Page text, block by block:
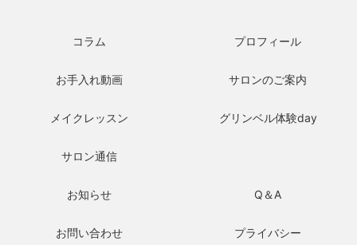
コラム プロフィール
お手入れ動画 サロンのご案内
メイクレッスン グリンベル体験day
サロン通信
お知らせ Q＆A
お問い合わせ プライバシー